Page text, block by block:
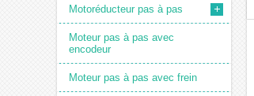
Motoréducteur pas à pas
Moteur pas à pas avec
encodeur
Moteur pas à pas avec frein